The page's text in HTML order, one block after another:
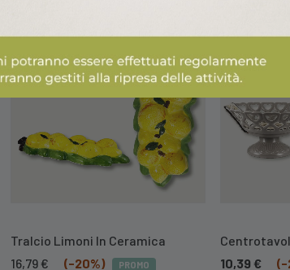
Tralcio Limoni In Ceramica
Il16,79€ (-20%) PROMO
10,39 € (-